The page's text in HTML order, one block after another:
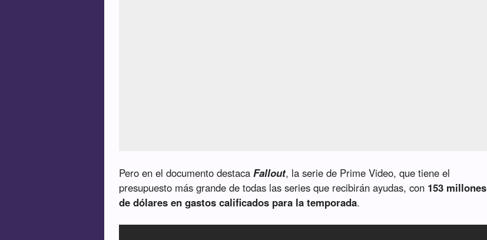
Pero en el documento destacaFallout, la serie de Prime Video, que tiene el
presupuesto más grande de todas las series que recibirán ayudas, con 153 millones
de dólares en gastos calificados para la temporada.